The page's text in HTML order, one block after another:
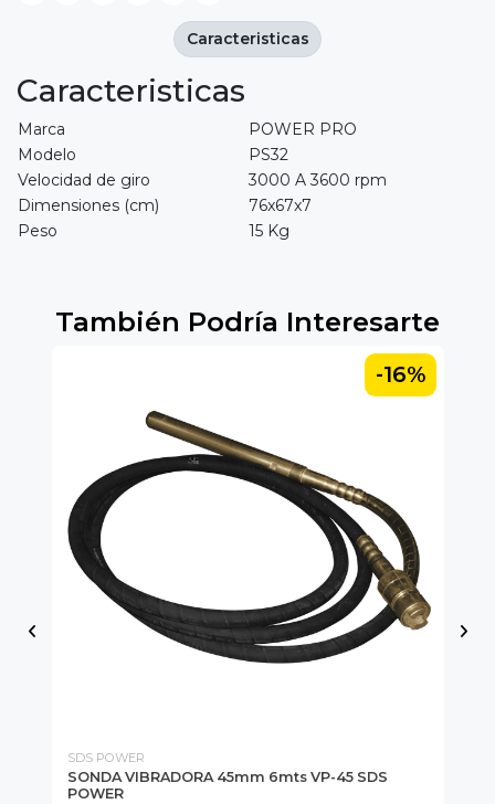
Caracteristicas
Marca
POWER PRO
Modelo
PS32
Velocidad de giro
3000 A 3600 rpm
Dimensiones (cm)
76x67x7
Peso
15 Kg
Caracteristicas
También Podría Interesarte
-16%
SDS POWER
SONDA VIBRADORA 45mm 6mts VP-45 SDS
POWER